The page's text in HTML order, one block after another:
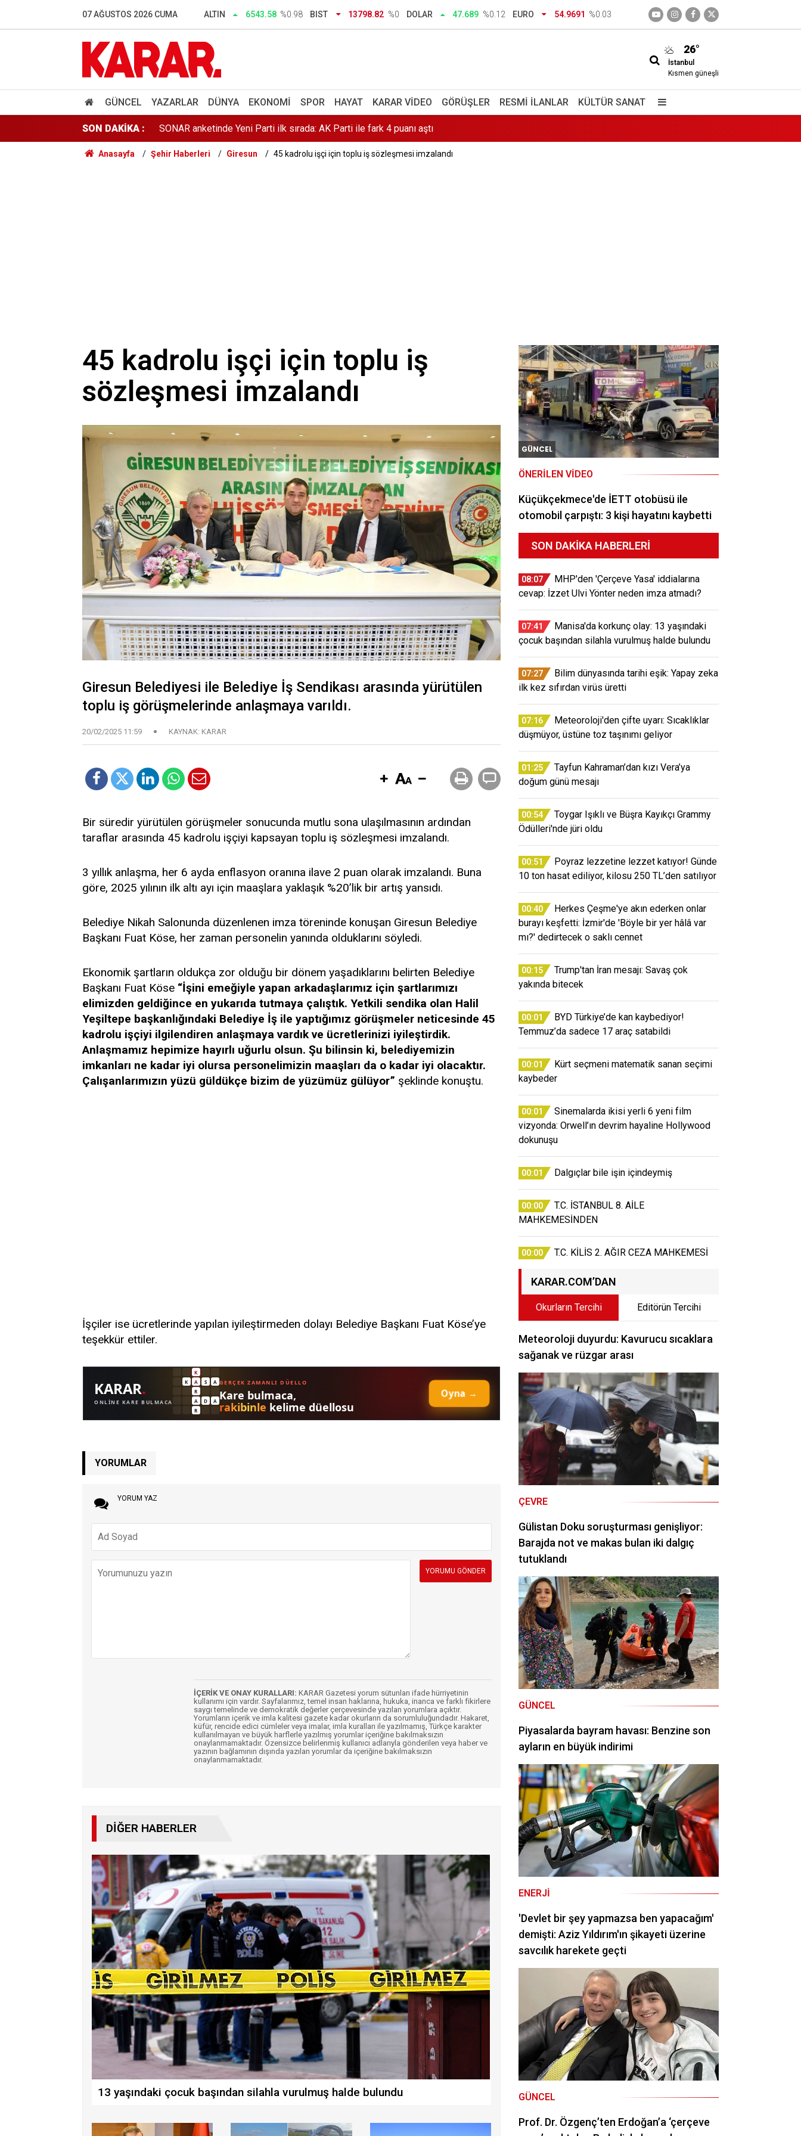
07 AĞUSTOS 2026 CUMA ALTIN 6543.58 %0.98 BIST 13798.82 %0 DOLAR 47.689 %0.12 EURO 54.9691 %0.03
26°
İstanbul
Kısmen güneşli
GÜNCEL YAZARLAR DÜNYA EKONOMI SPOR HAYAT KARAR VIDEO GÖRÜŞLER RESMI İLANLAR KÜLTÜR SANAT
SON DAKİKA :
Poyraz lezzetine lezzet katıyor! Günde 10 ton hasat ediliyor, kilosu 250 TL’den satılıyor
Dalgıçlar bile işin içindeymiş
SONAR anketinde Yeni Parti ilk sırada: AK Parti ile fark 4 puanı aştı
Tahliye edilen Çaykara’dan ilk açıklama: İçimiz buruk
Cezayir demiryolu tekeri ihtiyacını 5 yıl boyunca KARDEMİR karşılayacak
Anasayfa Şehir Haberleri Giresun 45 kadrolu işçi için toplu iş sözleşmesi imzalandı
45 kadrolu işçi için toplu iş
sözleşmesi imzalandı
Giresun Belediyesi ile Belediye İş Sendikası arasında yürütülen
toplu iş görüşmelerinde anlaşmaya varıldı.
20/02/2025 11:59 KAYNAK: KARAR
Bir süredir yürütülen görüşmeler sonucunda mutlu sona ulaşılmasının ardından
taraflar arasında 45 kadrolu işçiyi kapsayan toplu iş sözleşmesi imzalandı.
3 yıllık anlaşma, her 6 ayda enflasyon oranına ilave 2 puan olarak imzalandı. Buna
göre, 2025 yılının ilk altı ayı için maaşlara yaklaşık %20’lik bir artış yansıdı.
Belediye Nikah Salonunda düzenlenen imza töreninde konuşan Giresun Belediye
Başkanı Fuat Köse, her zaman personelin yanında olduklarını söyledi.
Ekonomik şartların oldukça zor olduğu bir dönem yaşadıklarını belirten Belediye
Başkanı Fuat Köse “İşini emeğiyle yapan arkadaşlarımız için şartlarımızı
elimizden geldiğince en yukarıda tutmaya çalıştık. Yetkili sendika olan Halil
Yeşiltepe başkanlığındaki Belediye İş ile yaptığımız görüşmeler neticesinde 45
kadrolu işçiyi ilgilendiren anlaşmaya vardık ve ücretlerinizi iyileştirdik.
Anlaşmamız hepimize hayırlı uğurlu olsun. Şu bilinsin ki, belediyemizin
imkanları ne kadar iyi olursa personelimizin maaşları da o kadar iyi olacaktır.
Çalışanlarımızın yüzü güldükçe bizim de yüzümüz gülüyor” şeklinde konuştu.
İşçiler ise ücretlerinde yapılan iyileştirmeden dolayı Belediye Başkanı Fuat Köse’ye
teşekkür ettiler.
YORUMLAR
YORUM YAZ
İÇERİK VE ONAY KURALLARI: KARAR Gazetesi yorum sütunları ifade hürriyetinin
kullanımı için vardır. Sayfalarımız, temel insan haklarına, hukuka, inanca ve farklı fikirlere
saygı temelinde ve demokratik değerler çerçevesinde yazılan yorumlara açıktır.
Yorumların içerik ve imla kalitesi gazete kadar okurların da sorumluluğundadır. Hakaret,
küfür, rencide edici cümleler veya imalar, imla kuralları ile yazılmamış, Türkçe karakter
kullanılmayan ve büyük harflerle yazılmış yorumlar içeriğine bakılmaksızın
onaylanmamaktadır. Özensizce belirlenmiş kullanıcı adlarıyla gönderilen veya haber ve
yazının bağlamının dışında yazılan yorumlar da içeriğine bakılmaksızın
onaylanmamaktadır.
DIĞER HABERLER
13 yaşındaki çocuk başından silahla vurulmuş halde bulundu
GÜNCEL
ÖNERILEN VIDEO
Küçükçekmece'de İETT otobüsü ile
otomobil çarpıştı: 3 kişi hayatını kaybetti
SON DAKIKA HABERLERI
08:07
MHP'den 'Çerçeve Yasa' iddialarına
cevap: İzzet Ulvi Yönter neden imza atmadı?
07:41
Manisa'da korkunç olay: 13 yaşındaki
çocuk başından silahla vurulmuş halde bulundu
07:27
Bilim dünyasında tarihi eşik: Yapay zeka
ilk kez sıfırdan virüs üretti
07:16
Meteoroloji'den çifte uyarı: Sıcaklıklar
düşmüyor, üstüne toz taşınımı geliyor
01:25
Tayfun Kahraman’dan kızı Vera’ya
doğum günü mesajı
00:54
Toygar Işıklı ve Büşra Kayıkçı Grammy
Ödülleri'nde jüri oldu
00:51
Poyraz lezzetine lezzet katıyor! Günde
10 ton hasat ediliyor, kilosu 250 TL’den satılıyor
00:40
Herkes Çeşme'ye akın ederken onlar
burayı keşfetti: İzmir'de 'Böyle bir yer hâlâ var
mı?' dedirtecek o saklı cennet
00:15
Trump'tan İran mesajı: Savaş çok
yakında bitecek
00:01
BYD Türkiye’de kan kaybediyor!
Temmuz’da sadece 17 araç satabildi
00:01
Kürt seçmeni matematik sanan seçimi
kaybeder
00:01
Sinemalarda ikisi yerli 6 yeni film
vizyonda: Orwell’ın devrim hayaline Hollywood
dokunuşu
00:01 Dalgıçlar bile işin içindeymiş
00:00
T.C. İSTANBUL 8. AİLE
MAHKEMESİNDEN
00:00 T.C. KİLİS 2. AĞIR CEZA MAHKEMESİ
KARAR.COM’DAN
Okurların Tercihi Editörün Tercihi
Meteoroloji duyurdu: Kavurucu sıcaklara
sağanak ve rüzgar arası
ÇEVRE
Gülistan Doku soruşturması genişliyor:
Barajda not ve makas bulan iki dalgıç
tutuklandı
GÜNCEL
Piyasalarda bayram havası: Benzine son
ayların en büyük indirimi
ENERJI
'Devlet bir şey yapmazsa ben yapacağım'
demişti: Aziz Yıldırım'ın şikayeti üzerine
savcılık harekete geçti
GÜNCEL
Prof. Dr. Özgenç’ten Erdoğan’a ‘çerçeve